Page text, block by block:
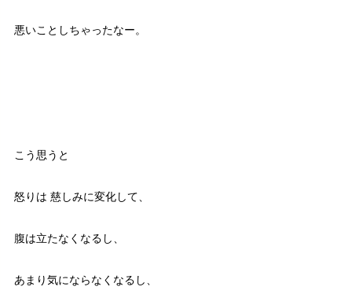
悪いことしちゃったなー。
こう思うと
怒りは 慈しみに変化して、
腹は立たなくなるし、
あまり気にならなくなるし、